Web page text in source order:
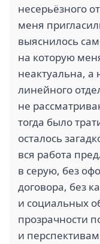
несерьёзного
меня
выяснилось
на которую
неактуальна,
линейного
не
тогда было
осталось
вся работа
в серую, без
договора, без
и социальных
прозрачности
и